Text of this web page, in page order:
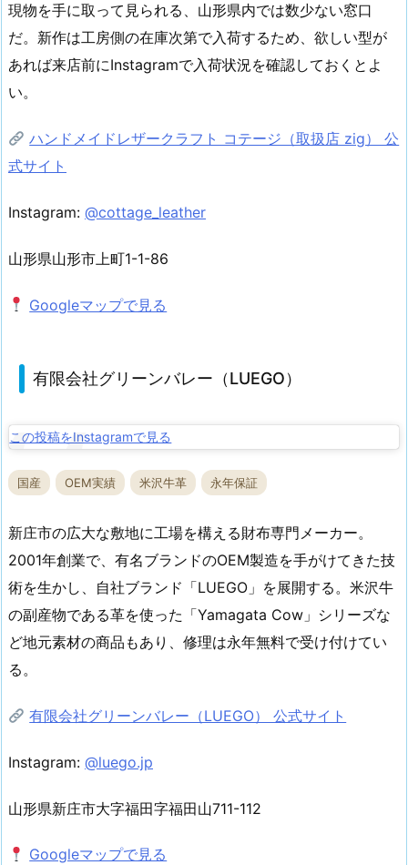
現物を手に取って見られる、山形県内では数少ない窓口
だ。新作は工房側の在庫次第で入荷するため、欲しい型が
あれば来店前にInstagramで入荷状況を確認しておくとよ
い。
ハンドメイドレザークラフト コテージ（取扱店 zig） 公
式サイト
Instagram: @cottage_leather
山形県山形市上町1-1-86
Googleマップで見る
有限会社グリーンバレー（LUEGO）
この投稿をInstagramで見る
国産 OEM実績 米沢牛革 永年保証
新庄市の広大な敷地に工場を構える財布専門メーカー。
2001年創業で、有名ブランドのOEM製造を手がけてきた技
術を生かし、自社ブランド「LUEGO」を展開する。米沢牛
の副産物である革を使った「Yamagata Cow」シリーズな
ど地元素材の商品もあり、修理は永年無料で受け付けてい
る。
有限会社グリーンバレー（LUEGO） 公式サイト
Instagram: @luego.jp
山形県新庄市大字福田字福田山711-112
Googleマップで見る